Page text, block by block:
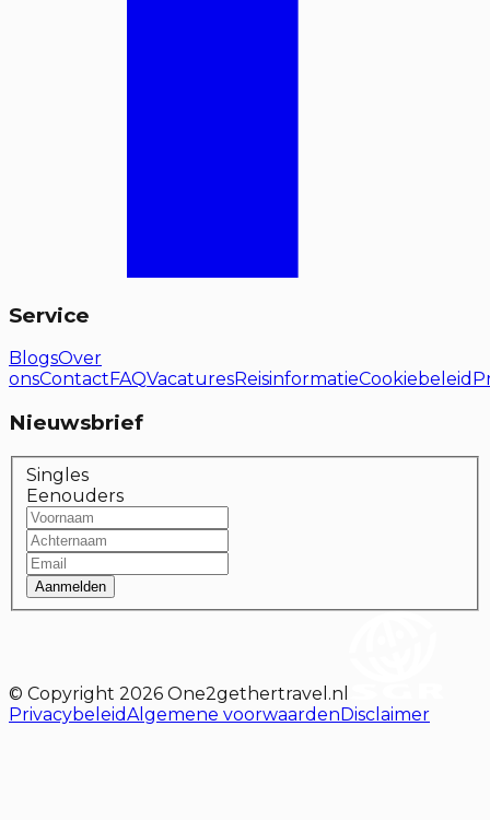
Service
BlogsOver
onsContact FAQVacaturesReisinformatieCookiebeleid
Nieuwsbrief
Singles
Eenouders
Aanmelden
© Copyright 2026 One2gethertravel.nl
PrivacybeleidAlgemene voorwaardenDisclaimer